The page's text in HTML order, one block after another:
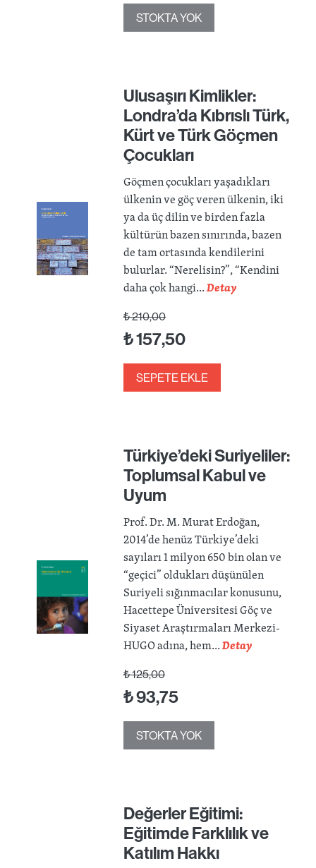
STOKTA YOK
Ulusaşırı Kimlikler:
Londra’da Kıbrıslı Türk,
Kürt ve Türk Göçmen
Çocukları
Göçmen çocukları yaşadıkları
ülkenin ve göç veren ülkenin, iki
ya da üç dilin ve birden fazla
kültürün bazen sınırında, bazen
de tam ortasında kendilerini
bulurlar. “Nerelisin?”, “Kendini
daha çok hangi...Detay
₺210,00
₺157,50
SEPETE EKLE
Türkiye’deki Suriyeliler:
Toplumsal Kabul ve
Uyum
Prof. Dr. M. Murat Erdoğan,
2014’de henüz Türkiye’deki
sayıları 1 milyon 650 bin olan ve
“geçici” oldukları düşünülen
Suriyeli sığınmacılar konusunu,
Hacettepe Üniversitesi Göç ve
Siyaset Araştırmaları Merkezi-
HUGO adına, hem...Detay
₺125,00
₺93,75
STOKTA YOK
Değerler Eğitimi:
Eğitimde Farklılık ve
Katılım Hakkı